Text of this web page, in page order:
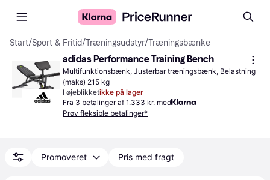
Start/Sport & Fritid/Træningsudstyr/Træningsbænke
adidas Performance Training Bench
Multifunktionsbænk, Justerbar træningsbænk, Belastning
(maks) 215 kg
I øjeblikketikke på lager
Fra 3 betalinger af 1.333 kr. med
Prøv fleksible betalinger*
Promoveret Pris med fragt